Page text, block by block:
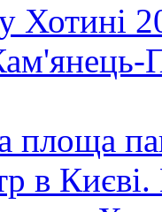
Хотині
площа
в